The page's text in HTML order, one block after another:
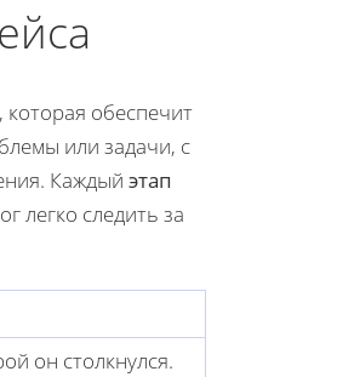
которая обеспечит
или задачи, с
Каждый этап
легко следить за
он столкнулся.